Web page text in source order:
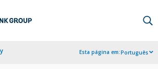
Esta página em:Português